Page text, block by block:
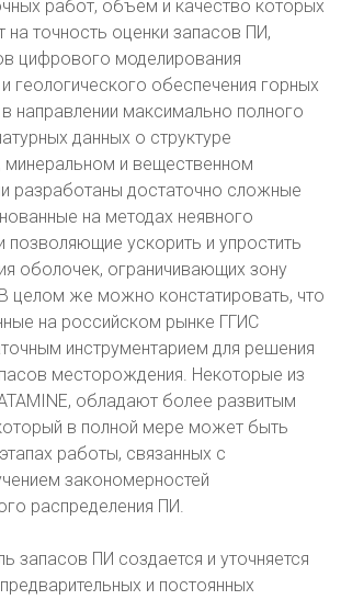
работ, объем и качество которых
на точность оценки запасов ПИ,
цифрового моделирования
геологического обеспечения горных
направлении максимально полного
данных о структуре
и вещественном
разработаны достаточно сложные
на методах неявного
позволяющие ускорить и упростить
оболочек, ограничивающих зону
целом же можно констатировать, что
на российском рынке ГГИС
инструментарием для решения
месторождения. Некоторые из
обладают более развитым
в полной мере может быть
работы, связанных с
закономерностей
распределения ПИ.
запасов ПИ создается и уточняется
и постоянных